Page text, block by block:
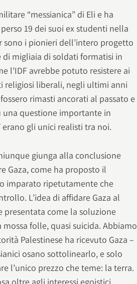
“messianica” di Eli e ha
19 dei suoi ex studenti nella
sono i pionieri dell’intero progetto
migliaia di soldati formatisi in
l’IDF avrebbe potuto resistere ai
religiosi liberali, negli ultimi anni
rimasti ancorati al passato e
una questione importante in
erano gli unici realisti tra noi.
giunga alla conclusione
Gaza, come ha proposto il
imparato ripetutamente che
L’idea di affidare Gaza al
presentata come la soluzione
folle, quasi suicida. Abbiamo
Palestinese ha ricevuto Gaza –
osano sottolinearlo, e solo
l’unico prezzo che teme: la terra.
oltre agli interessi egoistici